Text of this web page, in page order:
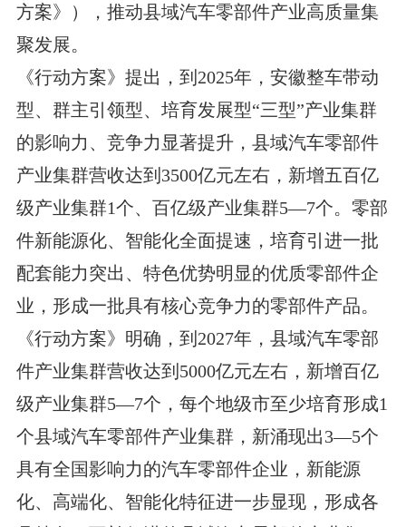
方案》），推动县域汽车零部件产业高质量集
聚发展。
《行动方案》提出，到2025年，安徽整车带动
型、群主引领型、培育发展型“三型”产业集群
的影响力、竞争力显著提升，县域汽车零部件
产业集群营收达到3500亿元左右，新增五百亿
级产业集群1个、百亿级产业集群5—7个。零部
件新能源化、智能化全面提速，培育引进一批
配套能力突出、特色优势明显的优质零部件企
业，形成一批具有核心竞争力的零部件产品。
《行动方案》明确，到2027年，县域汽车零部
件产业集群营收达到5000亿元左右，新增百亿
级产业集群5—7个，每个地级市至少培育形成1
个县域汽车零部件产业集群，新涌现出3—5个
具有全国影响力的汽车零部件企业，新能源
化、高端化、智能化特征进一步显现，形成各